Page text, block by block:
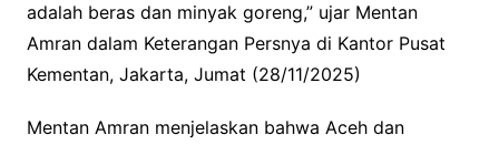
adalah beras dan minyak goreng,” ujar Mentan
Amran dalam Keterangan Persnya di Kantor Pusat
Kementan, Jakarta, Jumat (28/11/2025)
Mentan Amran menjelaskan bahwa Aceh dan